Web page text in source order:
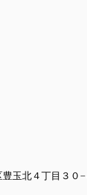
玉北４丁目３０−